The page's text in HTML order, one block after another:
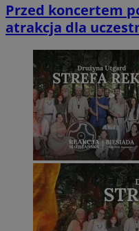
Przed koncertem
atrakcja dla